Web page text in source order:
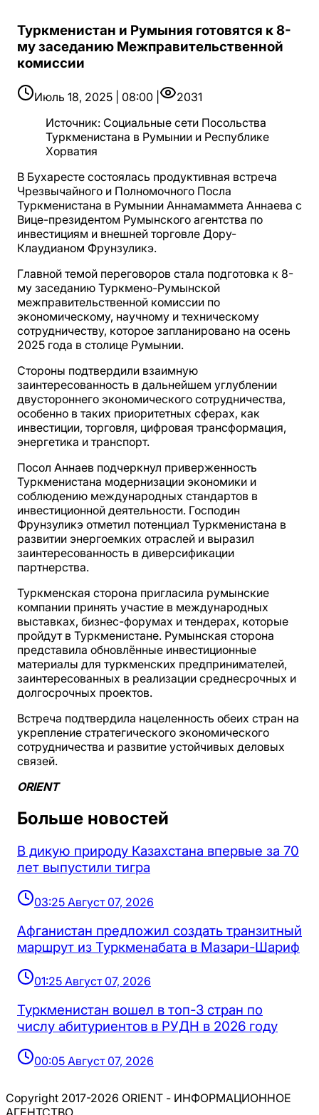
Туркменистан и Румыния готовятся к 8-
му заседанию Межправительственной
комиссии
Июль 18, 2025 | 08:00 |
2031
Источник: Социальные сети Посольства
Туркменистана в Румынии и Республике
Хорватия
В Бухаресте состоялась продуктивная встреча
Чрезвычайного и Полномочного Посла
Туркменистана в Румынии Аннамаммета Аннаева с
Вице-президентом Румынского агентства по
инвестициям и внешней торговле Дору-
Клаудианом Фрунзуликэ.
Главной темой переговоров стала подготовка к 8-
му заседанию Туркмено-Румынской
межправительственной комиссии по
экономическому, научному и техническому
сотрудничеству, которое запланировано на осень
2025 года в столице Румынии.
Стороны подтвердили взаимную
заинтересованность в дальнейшем углублении
двустороннего экономического сотрудничества,
особенно в таких приоритетных сферах, как
инвестиции, торговля, цифровая трансформация,
энергетика и транспорт.
Посол Аннаев подчеркнул приверженность
Туркменистана модернизации экономики и
соблюдению международных стандартов в
инвестиционной деятельности. Господин
Фрунзуликэ отметил потенциал Туркменистана в
развитии энергоемких отраслей и выразил
заинтересованность в диверсификации
партнерства.
Туркменская сторона пригласила румынские
компании принять участие в международных
выставках, бизнес-форумах и тендерах, которые
пройдут в Туркменистане. Румынская сторона
представила обновлённые инвестиционные
материалы для туркменских предпринимателей,
заинтересованных в реализации среднесрочных и
долгосрочных проектов.
Встреча подтвердила нацеленность обеих стран на
укрепление стратегического экономического
сотрудничества и развитие устойчивых деловых
связей.
ORIENT
Больше новостей
В дикую природу Казахстана впервые за 70
лет выпустили тигра
03:25 Август 07, 2026
Афганистан предложил создать транзитный
маршрут из Туркменабата в Мазари-Шариф
01:25 Август 07, 2026
Туркменистан вошел в топ-3 стран по
числу абитуриентов в РУДН в 2026 году
00:05 Август 07, 2026
Copyright 2017-2026 ORIENT - ИНФОРМАЦИОННОЕ
АГЕНТСТВО